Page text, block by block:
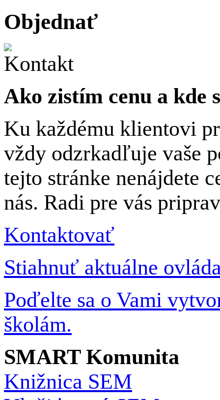
Objednať
Ako zistím cenu a kde
Ku každému klientovi
vždy odzrkadľuje vaše
tejto stránke nenájdete
nás. Radi pre vás
Kontaktovať
Stiahnuť aktuálne
Poďelte sa o Vami
školám.
SMART Komunita
Knižnica SEM